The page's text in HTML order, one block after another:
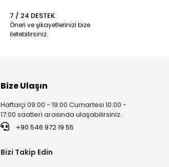
7 / 24 DESTEK
Öneri ve şikayetlerinizi bize
iletebilirsiniz.
Bize Ulaşın
Haftaiçi 09:00 - 19:00 Cumartesi 10:00 -
17:00 saatleri arasında ulaşabilirsiniz.
+90 546 972 19 55
Bizi Takip Edin